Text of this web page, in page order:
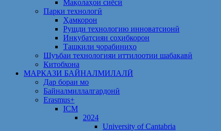
Мақолаҳои сиёсӣ
Парки технологӣ
Ҳамкорон
Рушди технологию инноватсионӣ
Инкубатсияи соҳибкорон
Ташкили чорабиниҳо
Шуъбаи технологияи иттилоотии шабакавӣ
Китобхона
МАРКАЗИ БАЙНАЛМИЛАЛӢ
Дар бораи мо
Байналмиллалгардонӣ
Erasmus+
ICM
2024
University of Cantabria